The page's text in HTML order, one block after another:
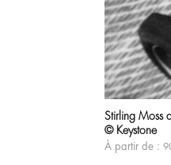
Stirling Moss
© Keystone
À partir de :